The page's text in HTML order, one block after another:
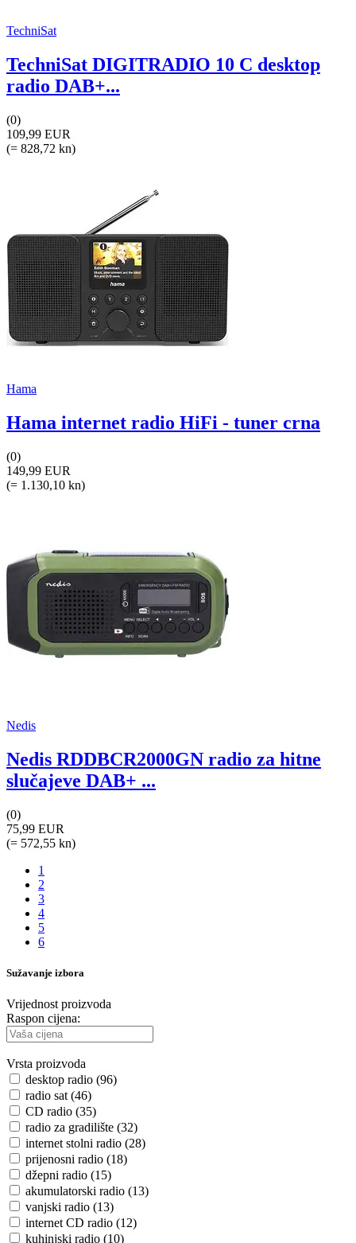
TechniSat
TechniSat DIGITRADIO 10 C desktop
radio DAB+...
(0)
109,99 EUR
(= 828,72 kn)
Hama
Hama internet radio HiFi - tuner crna
(0)
149,99 EUR
(= 1.130,10 kn)
Nedis
Nedis RDDBCR2000GN radio za hitne
slučajeve DAB+ ...
(0)
75,99 EUR
(= 572,55 kn)
1
2
3
4
5
6
Sužavanje izbora
Vrijednost proizvoda
Raspon cijena:
Vrsta proizvoda
desktop radio (96)
radio sat (46)
CD radio (35)
radio za gradilište (32)
internet stolni radio (28)
prijenosni radio (18)
džepni radio (15)
akumulatorski radio (13)
vanjski radio (13)
internet CD radio (12)
kuhinjski radio (10)